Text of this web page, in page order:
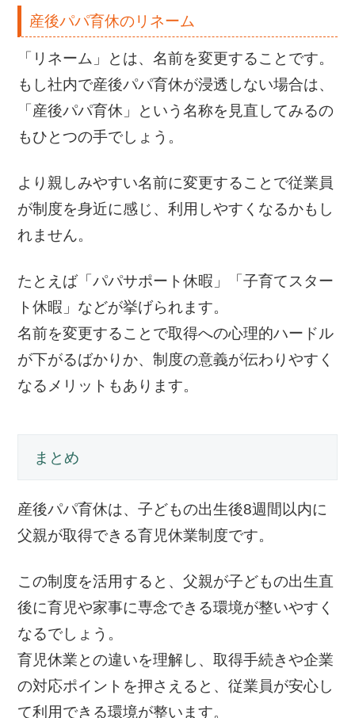
産後パパ育休のリネーム
「リネーム」とは、名前を変更することです。
もし社内で産後パパ育休が浸透しない場合は、
「産後パパ育休」という名称を見直してみるの
もひとつの手でしょう。
より親しみやすい名前に変更することで従業員
が制度を身近に感じ、利用しやすくなるかもし
れません。
たとえば「パパサポート休暇」「子育てスター
ト休暇」などが挙げられます。
名前を変更することで取得への心理的ハードル
が下がるばかりか、制度の意義が伝わりやすく
なるメリットもあります。
まとめ
産後パパ育休は、子どもの出生後8週間以内に
父親が取得できる育児休業制度です。
この制度を活用すると、父親が子どもの出生直
後に育児や家事に専念できる環境が整いやすく
なるでしょう。
育児休業との違いを理解し、取得手続きや企業
の対応ポイントを押さえると、従業員が安心し
て利用できる環境が整います。